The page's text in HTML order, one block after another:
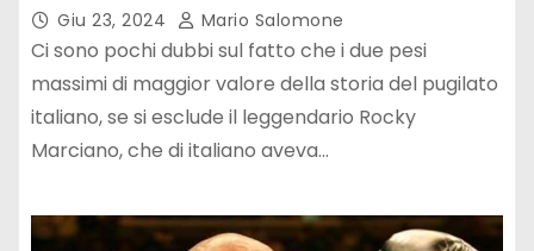
Giu 23, 2024 Mario Salomone
Ci sono pochi dubbi sul fatto che i due pesi
massimi di maggior valore della storia del pugilato
italiano, se si esclude il leggendario Rocky
Marciano, che di italiano aveva…